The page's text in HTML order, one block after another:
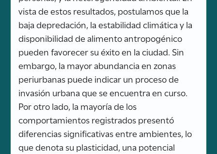
vista de estos resultados, postulamos que la
baja depredación, la estabilidad climática y la
disponibilidad de alimento antropogénico
pueden favorecer su éxito en la ciudad. Sin
embargo, la mayor abundancia en zonas
periurbanas puede indicar un proceso de
invasión urbana que se encuentra en curso.
Por otro lado, la mayoría de los
comportamientos registrados presentó
diferencias significativas entre ambientes, lo
que denota su plasticidad, una potencial